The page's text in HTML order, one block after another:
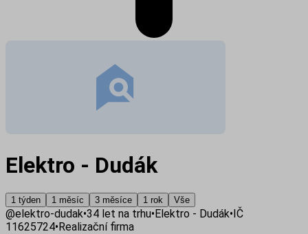
Elektro - Dudák
1 týden 1 měsíc 3 měsíce 1 rok Vše
@elektro-dudak•34 let na trhu•Elektro - Dudák•IČ
11625724•Realizační firma